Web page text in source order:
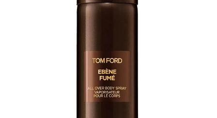
Po zmianie kraju część produktów może zostać usunięta z